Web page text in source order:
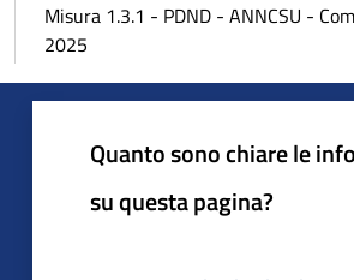
Misura 1.3.1 - PDND - ANNCSU -
2025
Quanto sono chiare le
su questa pagina?